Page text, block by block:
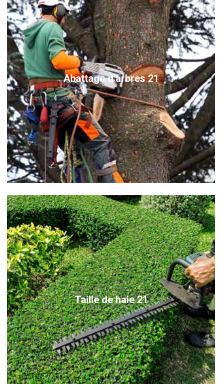
Abattage d'arbres 21
Taille de haie 21